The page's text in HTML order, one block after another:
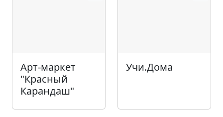
Арт-маркет
"Красный
Карандаш"
Учи.Дома